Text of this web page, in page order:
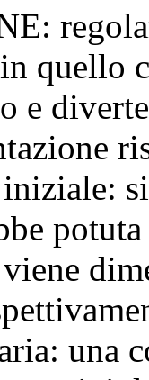
quello
e
una